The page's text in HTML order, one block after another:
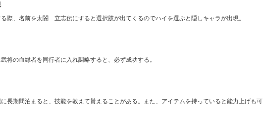
際、名前を太閤 立志伝にすると選択肢が出てくるのでハイを選ぶと隠しキャラが出現。
将の血縁者を同行者に入れ調略すると、必ず成功する。
長期間泊まると、技能を教えて貰えることがある。また、アイテムを持っていると能力上げも可